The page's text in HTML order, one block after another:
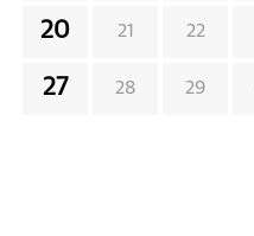
20 21 22
27 28 29